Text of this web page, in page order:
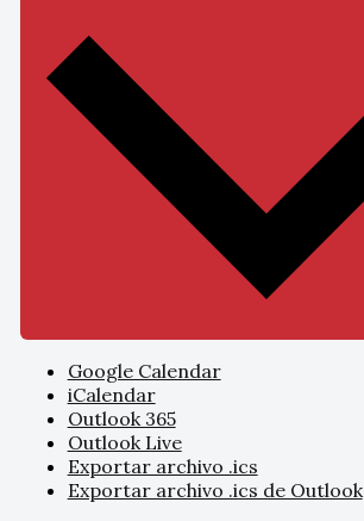
Google Calendar
iCalendar
Outlook 365
Outlook Live
Exportar archivo .ics
Exportar archivo .ics de Outlook